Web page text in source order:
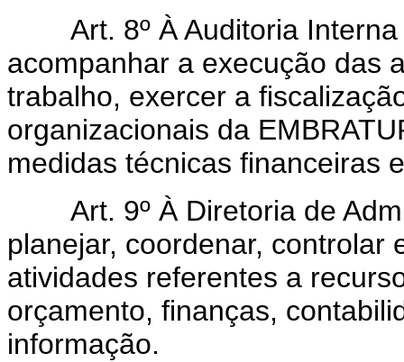
Art. 8º À Auditoria Interna
acompanhar a execução das
trabalho, exercer a
organizacionais da
medidas técnicas financeiras
Art. 9º À Diretoria de
planejar, coordenar, controlar
atividades referentes a
orçamento, finanças,
informação.